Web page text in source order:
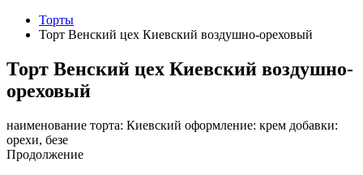
Торты
Торт Венский цех Киевский воздушно-ореховый
Торт Венский цех Киевский воздушно-
ореховый
наименование торта: Киевский оформление: крем добавки:
орехи, безе
Продолжение